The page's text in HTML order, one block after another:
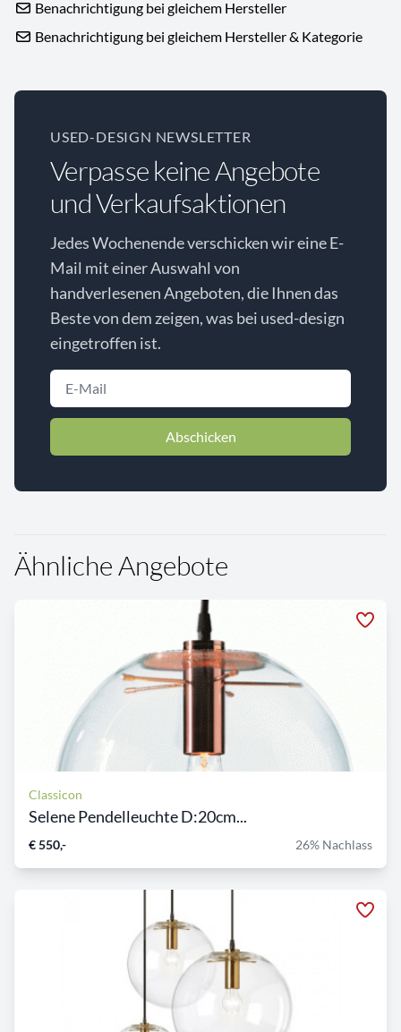
Benachrichtigung bei gleichem Hersteller
Benachrichtigung bei gleichem Hersteller & Kategorie
USED-DESIGN NEWSLETTER
Verpasse keine Angebote
und Verkaufsaktionen
Jedes Wochenende verschicken wir eine E-
Mail mit einer Auswahl von
handverlesenen Angeboten, die Ihnen das
Beste von dem zeigen, was bei used-design
eingetroffen ist.
Abschicken
Ähnliche Angebote
Classicon
Selene Pendelleuchte D:20cm...
€ 550,- 26% Nachlass